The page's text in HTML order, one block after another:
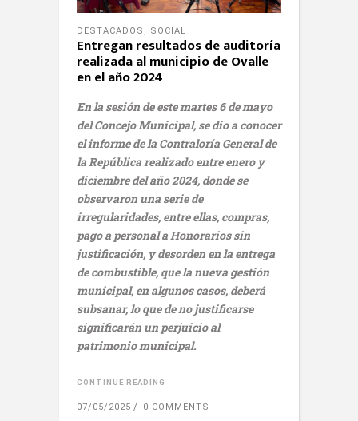
DESTACADOS , SOCIAL
Entregan resultados de auditoría
realizada al municipio de Ovalle
en el año 2024
En la sesión de este martes 6 de mayo
del Concejo Municipal, se dio a conocer
el informe de la Contraloría General de
la República realizado entre enero y
diciembre del año 2024, donde se
observaron una serie de
irregularidades, entre ellas, compras,
pago a personal a Honorarios sin
justificación, y desorden en la entrega
de combustible, que la nueva gestión
municipal, en algunos casos, deberá
subsanar, lo que de no justificarse
significarán un perjuicio al
patrimonio municipal.
CONTINUE READING
07/05/2025 0 COMMENTS